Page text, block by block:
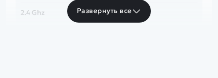
2.4 Ghz
Развернуть все